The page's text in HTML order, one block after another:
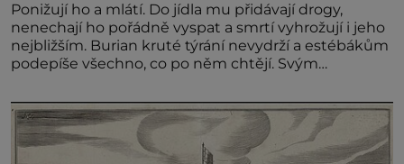
Ponižují ho a mlátí. Do jídla mu přidávají drogy,
nenechají ho pořádně vyspat a smrtí vyhrožují i jeho
nejbližším. Burian kruté týrání nevydrží a estébákům
podepíše všechno, co po něm chtějí. Svým
výslechů nikdo nevyvíjel fyzický ani psychický nátlak.
Syn brněnského řezníka chce být knězem a